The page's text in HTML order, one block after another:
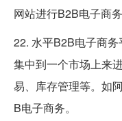
网站进行B2B电子商务
22. 水平B2B电子商
集中到一个市场上来
易、库存管理等。如
B电子商务。